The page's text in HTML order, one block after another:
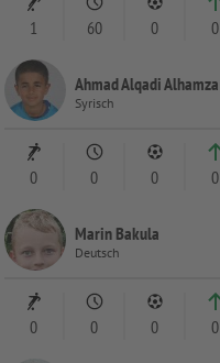
1 60 0 0
Ahmad Alqadi Alhamza
Syrisch
0 0 0 0
Marin Bakula
Deutsch
0 0 0 0